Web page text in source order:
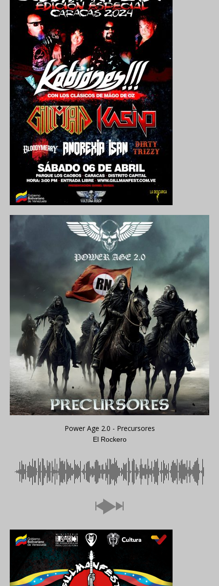
Power Age 2.0 - Precursores
El Rockero